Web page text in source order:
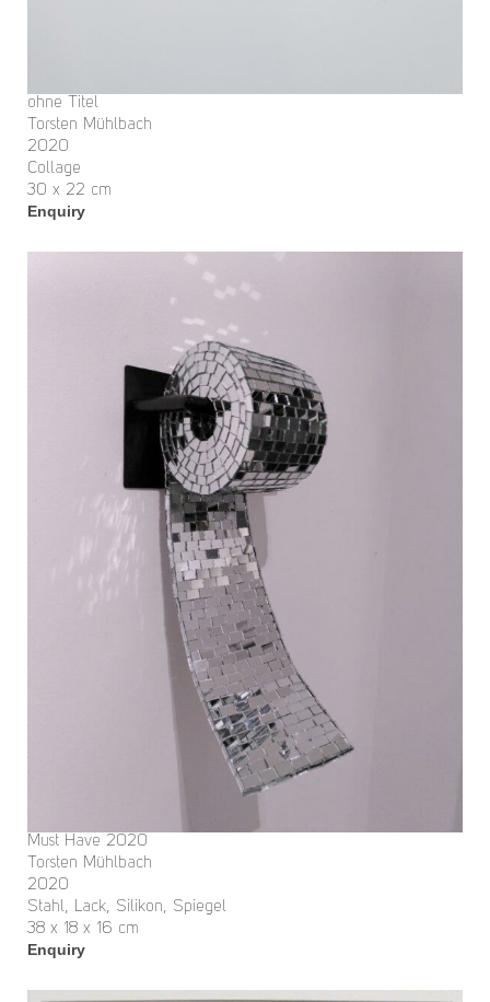
ohne Titel
Torsten Mühlbach
2020
Collage
30 x 22 cm
Enquiry
Must Have 2020
Torsten Mühlbach
2020
Stahl, Lack, Silikon, Spiegel
38 x 18 x 16 cm
Enquiry